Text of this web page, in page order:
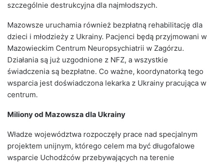
szczególnie destrukcyjna dla najmłodszych.
Mazowsze uruchamia również bezpłatną rehabilitację dla
dzieci i młodzieży z Ukrainy. Pacjenci będą przyjmowani w
Mazowieckim Centrum Neuropsychiatrii w Zagórzu.
Działania są już uzgodnione z NFZ, a wszystkie
świadczenia są bezpłatne. Co ważne, koordynatorką tego
wsparcia jest doświadczona lekarka z Ukrainy pracująca w
centrum.
Miliony od Mazowsza dla Ukrainy
Władze województwa rozpoczęły prace nad specjalnym
projektem unijnym, którego celem ma być długofalowe
wsparcie Uchodźców przebywających na terenie